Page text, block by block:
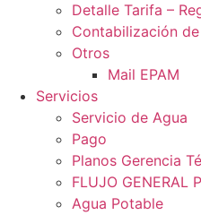
Detalle Tarifa –
Contabilización
Otros
Mail EPAM
Servicios
Servicio de Agua
Pago
Planos Gerencia
FLUJO GENERAL
Agua Potable